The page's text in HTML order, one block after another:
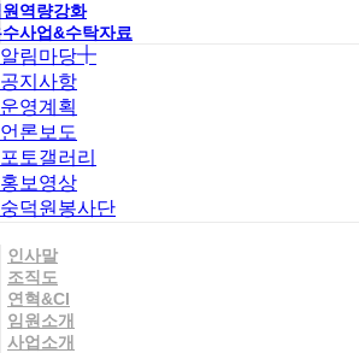
역량강화
사업&수탁자료
알림마당
공지사항
운영계획
언론보도
포토갤러리
홍보영상
숭덕원봉사단
인사말
조직도
연혁&CI
임원소개
사업소개